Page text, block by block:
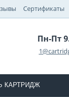
Сертификаты
Пн-Пт
КАРТРИДЖ